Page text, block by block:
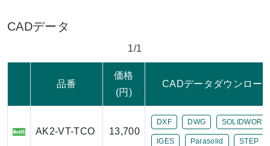
CADデータ
1/1
品番
価格
(円)
CADデータダウンロー
AK2-VT-TCO 13,700
DXF DWG
IGES Parasolid STEP